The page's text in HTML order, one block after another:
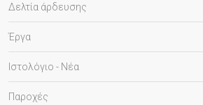
Δελτία άρδευσης
Έργα
Ιστολόγιο - Νέα
Παροχές